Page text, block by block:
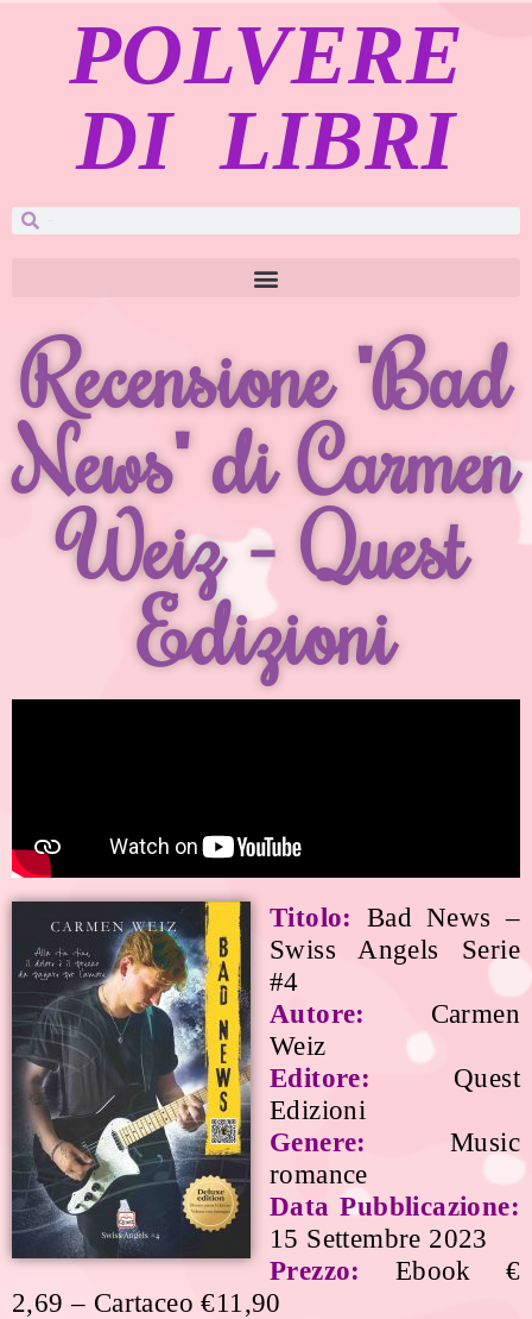
POLVERE
DI LIBRI
Recensione "Bad
News" di Carmen
Weiz - Quest
Edizioni
Titolo: Bad News –
Swiss Angels Serie
#4
Autore:
Carmen
Weiz
Editore: Quest
Edizioni
Genere:
Music
romance
Data Pubblicazione:
15 Settembre 2023
Prezzo:
Ebook €
2,69 – Cartaceo €11,90